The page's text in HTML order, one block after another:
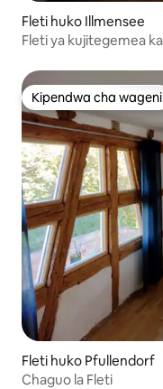
Fleti huko Illmensee
Fleti ya kujitegemea
Kipendwa cha wageni
Kipendwa cha wageni
Fleti huko Pfullendorf
Chaguo la Fleti